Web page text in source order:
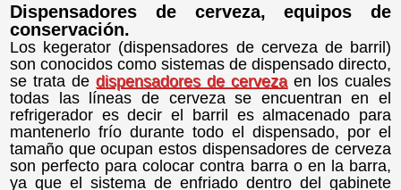
Dispensadores de cerveza, equipos de
conservación.
Los kegerator (dispensadores de cerveza de barril)
son conocidos como sistemas de dispensado directo,
se trata de dispensadores de cerveza en los cuales
todas las líneas de cerveza se encuentran en el
refrigerador es decir el barril es almacenado para
mantenerlo frío durante todo el dispensado, por el
tamaño que ocupan estos dispensadores de cerveza
son perfecto para colocar contra barra o en la barra,
ya que el sistema de enfriado dentro del gabinete